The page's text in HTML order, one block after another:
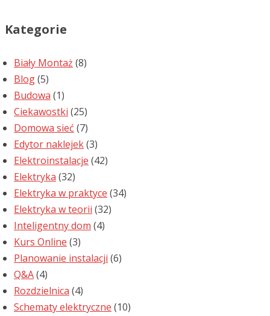
Kategorie
Biały Montaż (8)
Blog(5)
Budowa (1)
Ciekawostki (25)
Domowa sieć (7)
Edytor naklejek(3)
Elektroinstalacje (42)
Elektryka (32)
Elektryka w praktyce (34)
Elektryka w teorii (32)
Inteligentny dom (4)
Kurs Online (3)
Planowanie instalacji (6)
Q&A(4)
Rozdzielnica (4)
Schematy elektryczne (10)